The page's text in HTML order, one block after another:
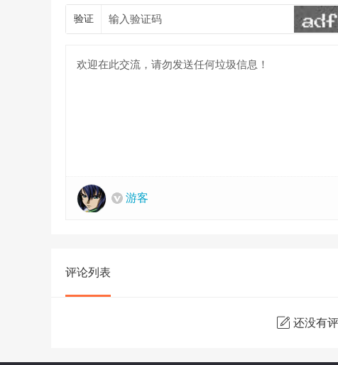
验证
游客
评论列表
还没有